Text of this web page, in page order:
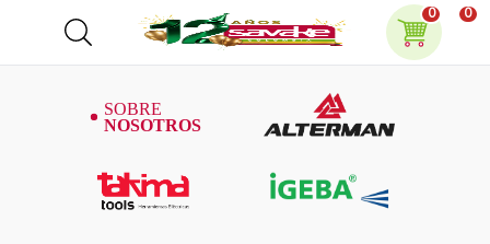
0 0